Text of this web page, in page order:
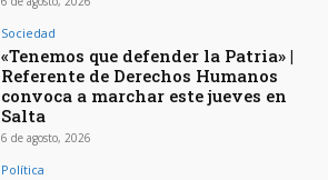
Sociedad
«Tenemos que defender la Patria» |
Referente de Derechos Humanos
convoca a marchar este jueves en
Salta
6 de agosto, 2026
Política